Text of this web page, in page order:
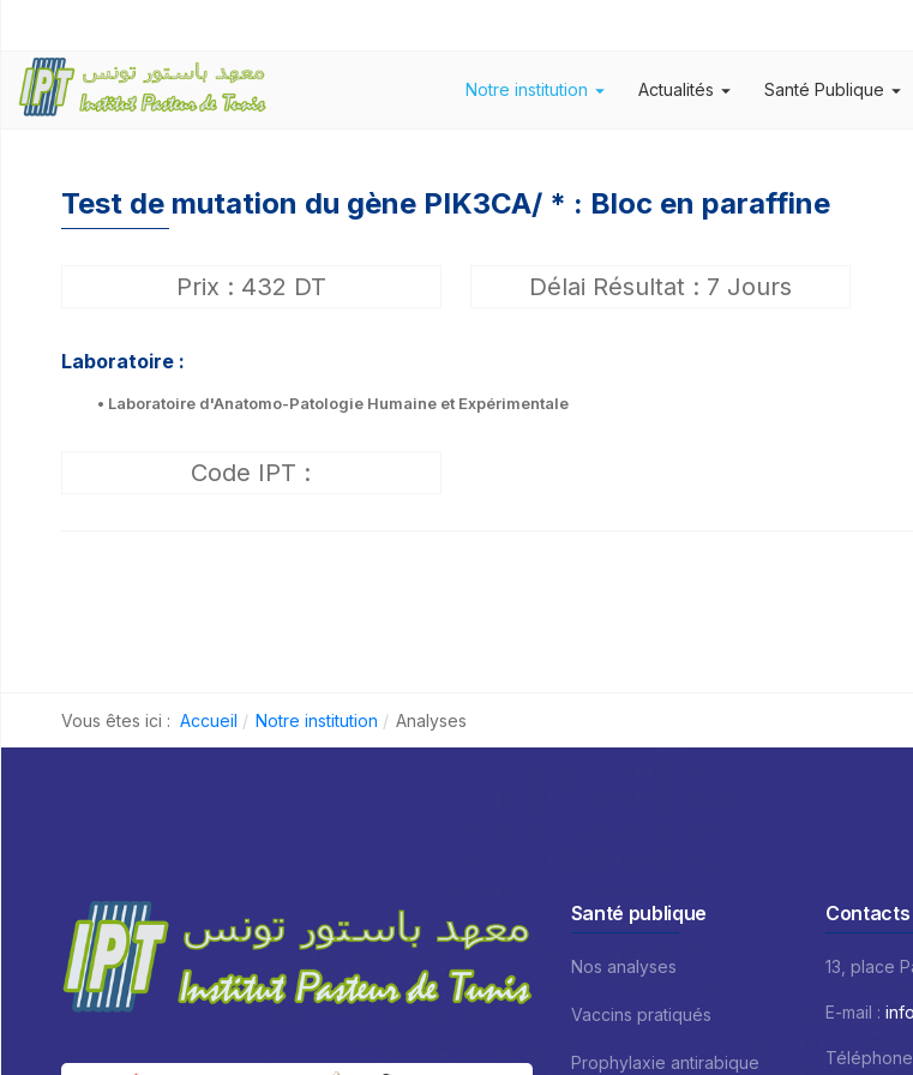
Notre institution Actualités Santé Publique
Test de mutation du gène PIK3CA/ * : Bloc en paraffine
Prix : 432 DT Délai Résultat : 7 Jours
Laboratoire :
• Laboratoire d'Anatomo-Patologie Humaine et Expérimentale
Code IPT :
Vous êtes ici : Accueil Notre institution Analyses
Santé publique
Nos analyses
Vaccins pratiqués
Prophylaxie antirabique
Contacts
13, place
E-mail :